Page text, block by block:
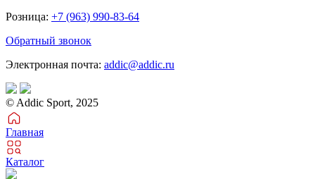
Розница: +7 (963) 990-83-64
Обратный звонок
Электронная почта: addic@addic.ru
© Addic Sport, 2025
Главная
Каталог